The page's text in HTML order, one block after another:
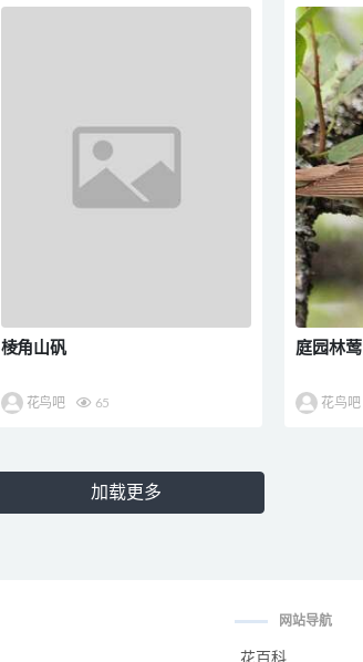
棱角山矾
花鸟吧 65
庭园林莺
花鸟吧
加载更多
网站导航
花百科